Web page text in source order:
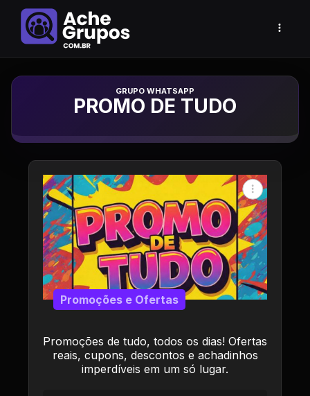
Grupo de Whatsapp
PROMO DE TUDO
Promoções de tudo, todos os dias! Ofertas
reais, cupons, descontos e achadinhos
imperdíveis em um só lugar.
Promoções e Ofertas